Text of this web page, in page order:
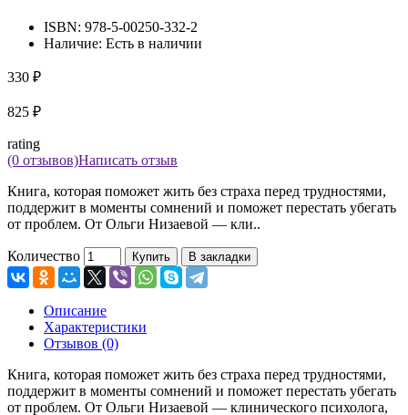
ISBN: 978-5-00250-332-2
Наличие: Есть в наличии
330 ₽
825 ₽
rating
(0 отзывов)Написать отзыв
Книга, которая поможет жить без страха перед трудностями,
поддержит в моменты сомнений и поможет перестать убегать
от проблем. От Ольги Низаевой — кли..
Количество Купить В закладки
Описание
Характеристики
Отзывов (0)
Книга, которая поможет жить без страха перед трудностями,
поддержит в моменты сомнений и поможет перестать убегать
от проблем. От Ольги Низаевой — клинического психолога,